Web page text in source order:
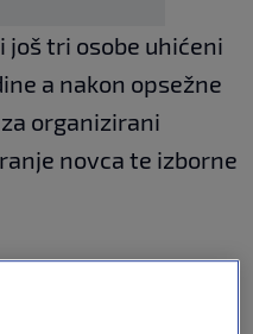
još tri osobe uhićeni
a nakon opsežne
organizirani
novca te izborne
ovom slučaju u